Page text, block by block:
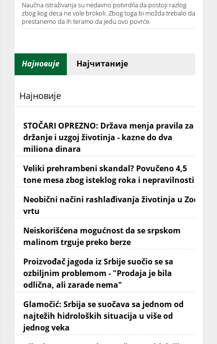
Naučna istraživanja su nedavno potvrdila da postoji razlog
zbog kog deca ne vole brokoli. Zbog toga bi možda trebalo da
prestanemo da ih teramo da jedu ovo povrće.
Најновије Најчитаније
Најновије
STOČARI OPREZNO: Država menja pravila za
držanje i uzgoj životinja - kazne do dva
miliona dinara
Veliki prehrambeni skandal? Povučeno 4,5
tone mesa zbog isteklog roka i nepravilnosti
Neobični načini rashlađivanja životinja u Zoo
vrtu
Neiskorišćena mogućnost da se srpskom
malinom trguje preko berze
Proizvođač jagoda iz Srbije suočio se sa
ozbiljnim problemom - "Prodaja je bila
odlična, ali zarade nema"
Glamočić: Srbija se suočava sa jednom od
najtežih hidroloških situacija u više od
jednog veka